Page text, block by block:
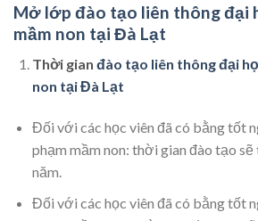
Mở lớp đào tạo liên thông đại
mầm non tại Đà Lạt
Thời gian đào tạo liên thông đại
non tại Đà Lạt
Đối với các học viên đã có bằng tốt
phạm mầm non: thời gian đào tạo
năm.
Đối với các học viên đã có bằng tốt